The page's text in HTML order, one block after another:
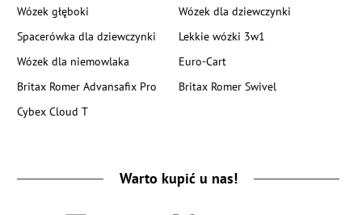
Wózek głęboki
Wózek dla dziewczynki
Spacerówka dla dziewczynki
Lekkie wózki 3w1
Wózek dla niemowlaka
Euro-Cart
Britax Romer Advansafix Pro
Britax Romer Swivel
Cybex Cloud T
Warto kupić u nas!